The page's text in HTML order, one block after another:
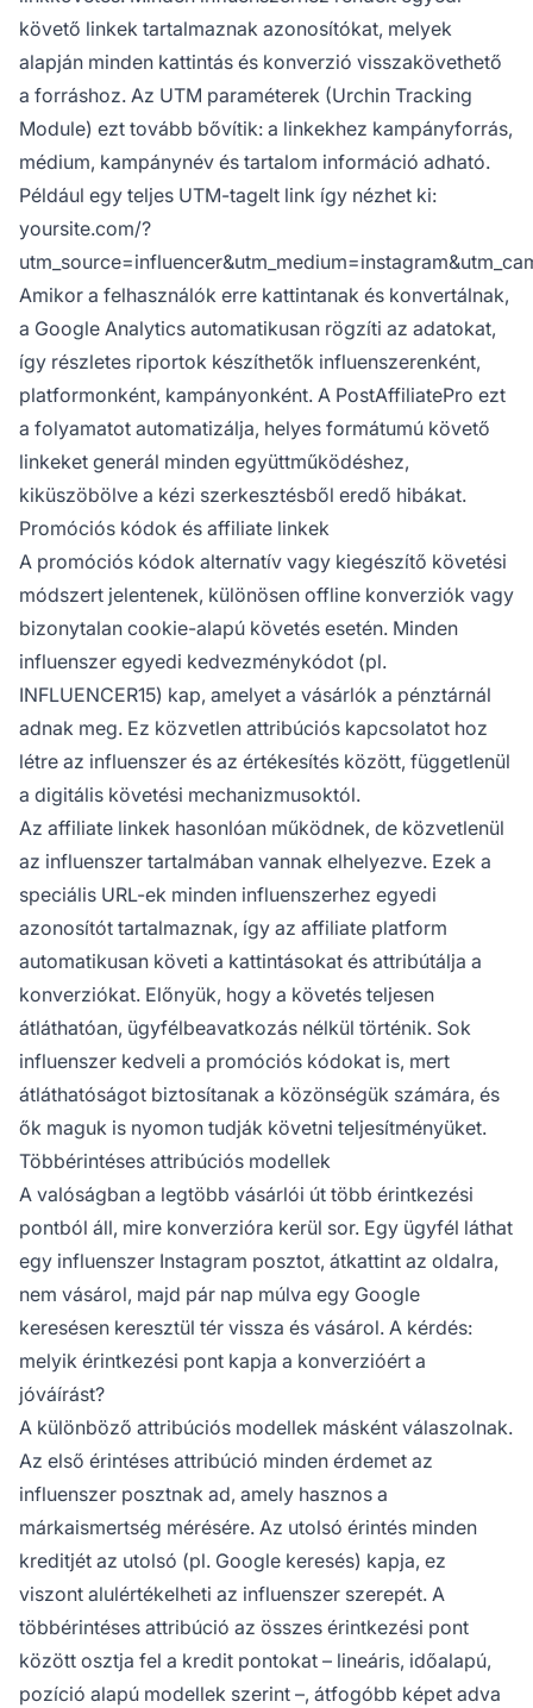
követő linkek tartalmaznak azonosítókat, melyek
alapján minden kattintás és konverzió visszakövethető
a forráshoz. Az UTM paraméterek (Urchin Tracking
Module) ezt tovább bővítik: a linkekhez kampányforrás,
médium, kampánynév és tartalom információ adható.
Például egy teljes UTM-tagelt link így nézhet ki:
yoursite.com/?
Amikor a felhasználók erre kattintanak és konvertálnak,
a Google Analytics automatikusan rögzíti az adatokat,
így részletes riportok készíthetők influenszerenként,
platformonként, kampányonként. A PostAffiliatePro ezt
a folyamatot automatizálja, helyes formátumú követő
linkeket generál minden együttműködéshez,
kiküszöbölve a kézi szerkesztésből eredő hibákat.
Promóciós kódok és affiliate linkek
A promóciós kódok alternatív vagy kiegészítő követési
módszert jelentenek, különösen offline konverziók vagy
bizonytalan cookie-alapú követés esetén. Minden
influenszer egyedi kedvezménykódot (pl.
INFLUENCER15) kap, amelyet a vásárlók a pénztárnál
adnak meg. Ez közvetlen attribúciós kapcsolatot hoz
létre az influenszer és az értékesítés között, függetlenül
a digitális követési mechanizmusoktól.
Az affiliate linkek hasonlóan működnek, de közvetlenül
az influenszer tartalmában vannak elhelyezve. Ezek a
speciális URL-ek minden influenszerhez egyedi
azonosítót tartalmaznak, így az affiliate platform
automatikusan követi a kattintásokat és attribútálja a
konverziókat. Előnyük, hogy a követés teljesen
átláthatóan, ügyfélbeavatkozás nélkül történik. Sok
influenszer kedveli a promóciós kódokat is, mert
átláthatóságot biztosítanak a közönségük számára, és
ők maguk is nyomon tudják követni teljesítményüket.
Többérintéses attribúciós modellek
A valóságban a legtöbb vásárlói út több érintkezési
pontból áll, mire konverzióra kerül sor. Egy ügyfél láthat
egy influenszer Instagram posztot, átkattint az oldalra,
nem vásárol, majd pár nap múlva egy Google
keresésen keresztül tér vissza és vásárol. A kérdés:
melyik érintkezési pont kapja a konverzióért a
jóváírást?
A különböző attribúciós modellek másként válaszolnak.
Az első érintéses attribúció minden érdemet az
influenszer posztnak ad, amely hasznos a
márkaismertség mérésére. Az utolsó érintés minden
kreditjét az utolsó (pl. Google keresés) kapja, ez
viszont alulértékelheti az influenszer szerepét. A
többérintéses attribúció az összes érintkezési pont
között osztja fel a kredit pontokat – lineáris, időalapú,
pozíció alapú modellek szerint –, átfogóbb képet adva